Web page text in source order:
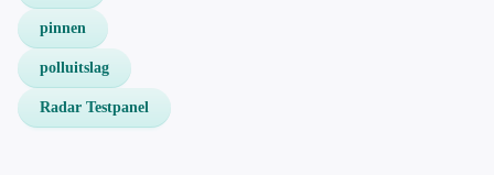
pinnen
polluitslag
Radar Testpanel